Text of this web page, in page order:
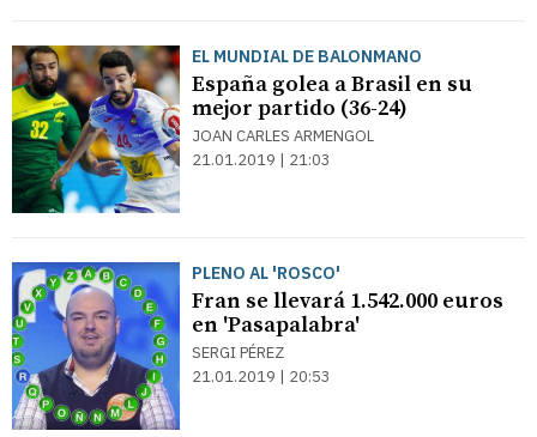
EL MUNDIAL DE BALONMANO
España golea a Brasil en su
mejor partido (36-24)
JOAN CARLES ARMENGOL
21.01.2019 | 21:03
PLENO AL 'ROSCO'
Fran se llevará 1.542.000 euros
en 'Pasapalabra'
SERGI PÉREZ
21.01.2019 | 20:53